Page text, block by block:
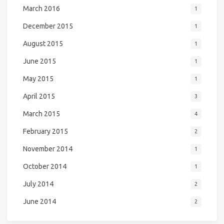
March 2016 1
December 2015 1
August 2015 1
June 2015 1
May 2015 1
April 2015 3
March 2015 4
February 2015 2
November 2014 1
October 2014 1
July 2014 2
June 2014 2